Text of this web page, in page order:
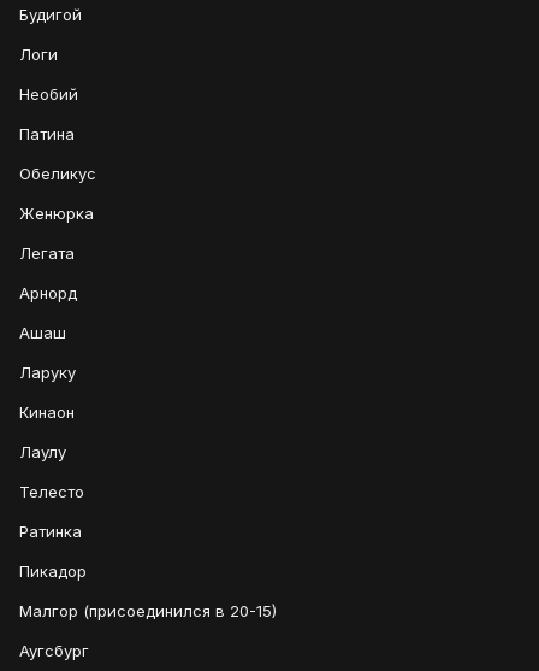
Будигой
Логи
Необий
Патина
Обеликус
Женюрка
Легата
Арнорд
Ашаш
Ларуку
Кинаон
Лаулу
Телесто
Ратинка
Пикадор
Малгор (присоединился в 20-15)
Аугсбург